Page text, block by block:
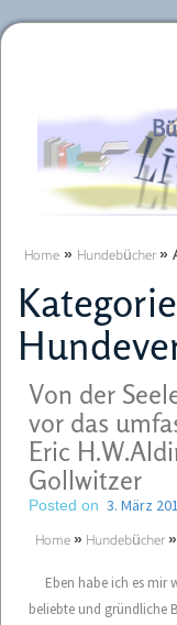
Home » Hundebücher »
Von der
vor das
Eric
Gollwitzer
Posted on 3. März
Home » Hundebücher »
Eben habe ich es mir
beliebte und gründliche